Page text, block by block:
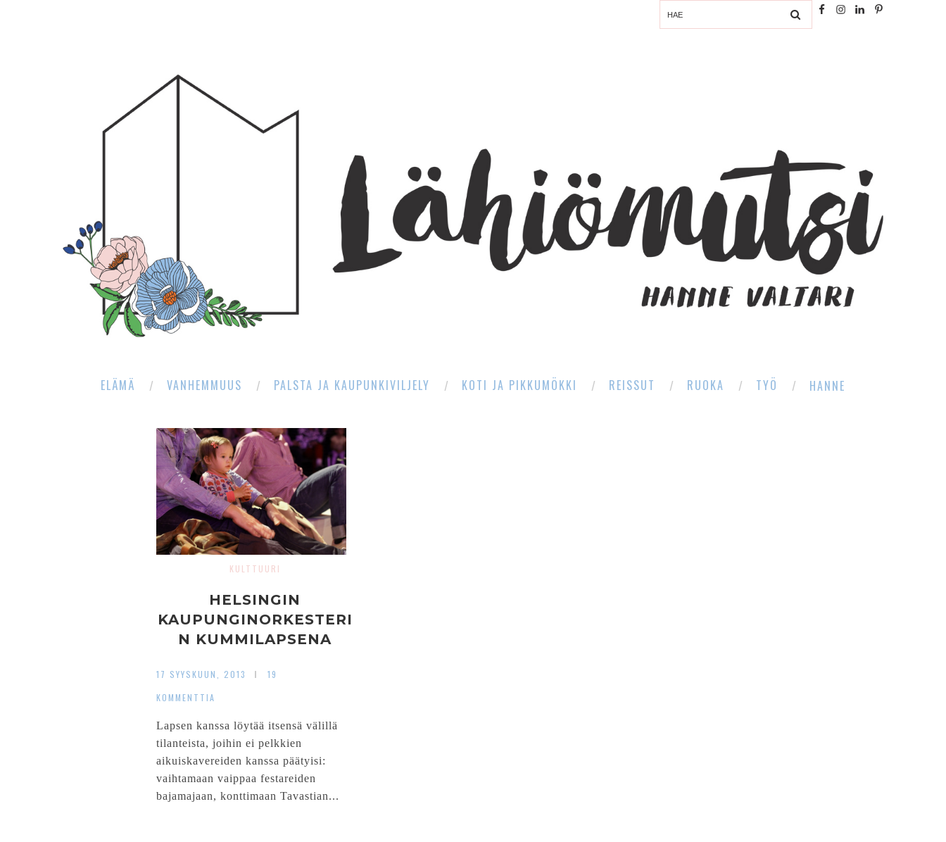
ELÄMÄ VANHEMMUUS PALSTA JA KAUPUNKIVILJELY KOTI JA PIKKUMÖKKI REISSUT RUOKA TYÖ HANNE
KULTTUURI
HELSINGIN
KAUPUNGINORKESTERI
N KUMMILAPSENA
17 SYYSKUUN, 2013
19
KOMMENTTIA
Lapsen kanssa löytää itsensä välillä
tilanteista, joihin ei pelkkien
aikuiskavereiden kanssa päätyisi:
vaihtamaan vaippaa festareiden
bajamajaan, konttimaan Tavastian...